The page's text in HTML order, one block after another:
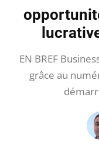
EN BREF
grâce au